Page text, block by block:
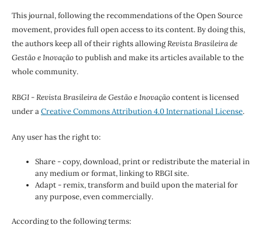
This journal, following the recommendations of the Open Source
movement, provides full open access to its content. By doing this,
the authors keep all of their rights allowingRevista Brasileira de
Gestão e Inovaçãoto publish and make its articles available to the
whole community.
RBGI - Revista Brasileira de Gestão e Inovaçãocontent is licensed
under aCreative Commons Attribution 4.0 International License.
Any user has the right to:
Share - copy, download, print or redistribute the material in
any medium or format, linking to RBGI site.
Adapt - remix, transform and build upon the material for
any purpose, even commercially.
According to the following terms: